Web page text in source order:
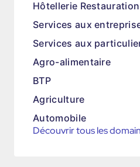
Hôtellerie Restauration
Services aux
Services aux
Agro-alimentaire
BTP
Agriculture
Automobile
Découvrir tous les